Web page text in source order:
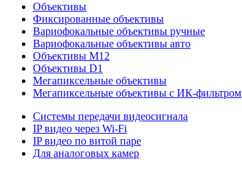
Объективы
Фиксированные объективы
Вариофокальные объективы ручные
Вариофокальные объективы авто
Объективы М12
Объективы D1
Мегапиксельные объективы
Мегапиксельные объективы с ИК-фильтром
Системы передачи видеосигнала
IP видео через Wi-Fi
IP видео по витой паре
Для аналоговых камер